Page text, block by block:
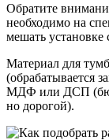
Обратите
необходимо на
мешать
Материал для
(обрабатывается
МДФ или ДСП
но дорогой).